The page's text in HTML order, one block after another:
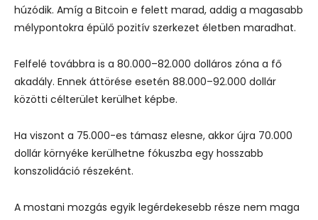
húzódik. Amíg a Bitcoin e felett marad, addig a magasabb
mélypontokra épülő pozitív szerkezet életben maradhat.
Felfelé továbbra is a 80.000–82.000 dolláros zóna a fő
akadály. Ennek áttörése esetén 88.000–92.000 dollár
közötti célterület kerülhet képbe.
Ha viszont a 75.000-es támasz elesne, akkor újra 70.000
dollár környéke kerülhetne fókuszba egy hosszabb
konszolidáció részeként.
A mostani mozgás egyik legérdekesebb része nem maga